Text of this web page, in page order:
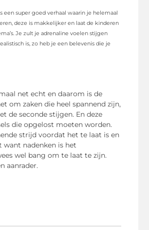
super goed verhaal waarin je helemaal
deze is makkelijker en laat de kinderen
Je zult je adrenaline voelen stijgen
is, zo heb je een belevenis die je
net echt en daarom is de
om zaken die heel spannend zijn,
de seconde stijgen. En deze
die opgelost moeten worden.
strijd voordat het te laat is en
nadenken is het
wel bang om te laat te zijn.
aanrader.